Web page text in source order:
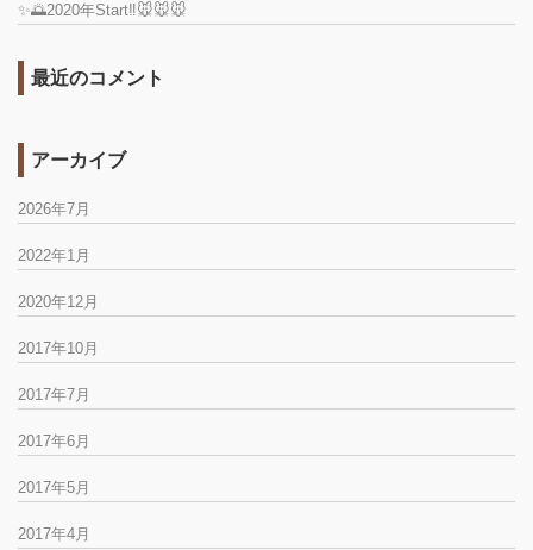
✨🌅2020年Start‼️🐭🐭🐭
最近のコメント
アーカイブ
2026年7月
2022年1月
2020年12月
2017年10月
2017年7月
2017年6月
2017年5月
2017年4月